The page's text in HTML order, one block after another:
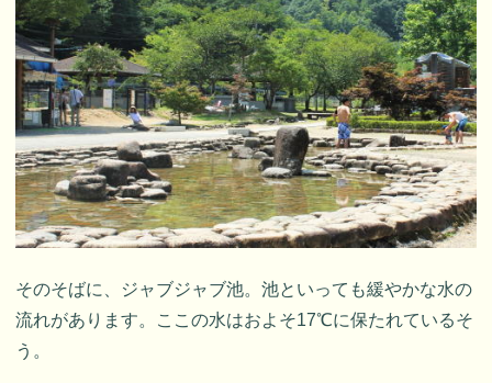
そのそばに、ジャブジャブ池。池といっても緩やかな水の
流れがあります。ここの水はおよそ17℃に保たれているそ
う。